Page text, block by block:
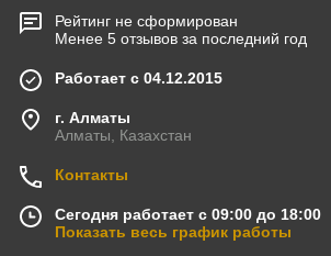
Рейтинг не сформирован
Менее 5 отзывов за последний год
Работает с 04.12.2015
г. Алматы
Алматы, Казахстан
Контакты
Сегодня работает с 09:00 до 18:00
Показать весь график работы